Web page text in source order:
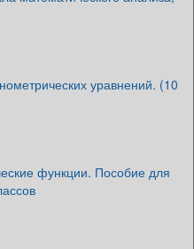
уравнений. (10
функции. Пособие для